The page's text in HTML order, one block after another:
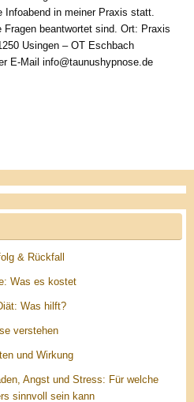
Infoabend in meiner Praxis statt.
Fragen beantwortet sind. Ort: Praxis
Usingen – OT Eschbach
E-Mail info@taunushypnose.de
& Rückfall
Was es kostet
Was hilft?
verstehen
und Wirkung
Angst und Stress: Für welche
sinnvoll sein kann